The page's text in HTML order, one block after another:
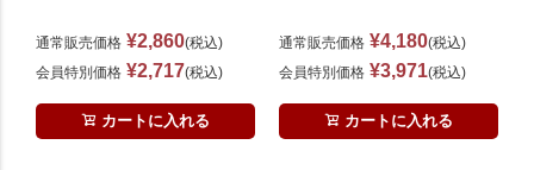
通常販売価格 ¥2,860 税込
会員特別価格 ¥2,717 税込
カートに入れる
通常販売価格 ¥4,180 税込
会員特別価格 ¥3,971 税込
カートに入れる